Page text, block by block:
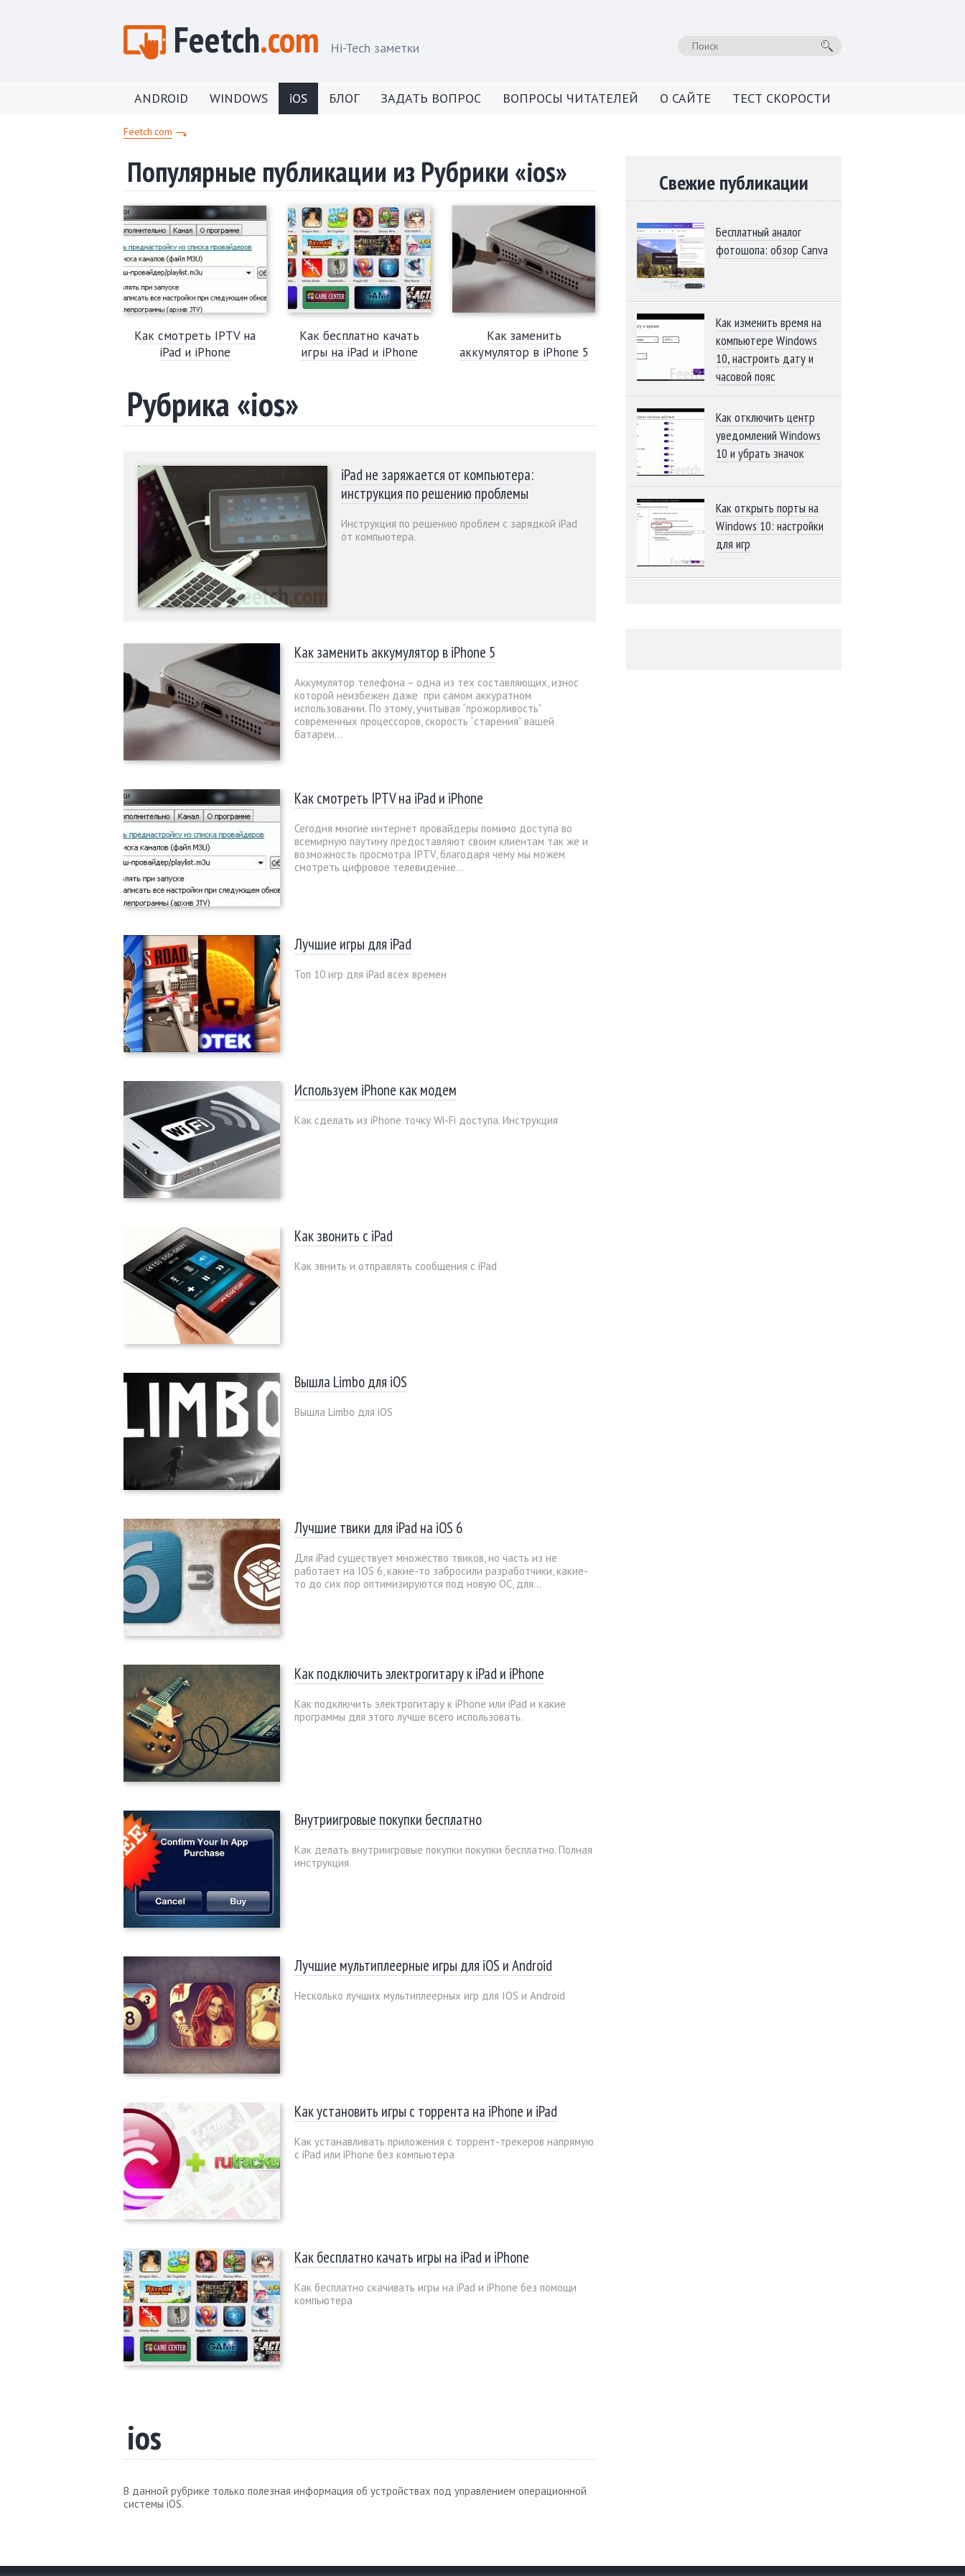
Feetch.com Hi-Tech заметки
ANDROID WINDOWS iOS БЛОГ ЗАДАТЬ ВОПРОС ВОПРОСЫ ЧИТАТЕЛЕЙ О САЙТЕ ТЕСТ СКОРОСТИ
Feetch.com
Популярные публикации из Рубрики «ios»
Как смотреть IPTV на
iPad и iPhone
Как бесплатно качать
игры на iPad и iPhone
Как заменить
аккумулятор в iPhone 5
Рубрика «ios»
iPad не заряжается от компьютера:
инструкция по решению проблемы
Инструкция по решению проблем с зарядкой iPad
от компьютера.
Как заменить аккумулятор в iPhone 5
Аккумулятор телефона – одна из тех составляющих, износ
которой неизбежен даже при самом аккуратном
использовании. По этому, учитывая “прожорливость”
современных процессоров, скорость “старения” вашей
батареи...
Как смотреть IPTV на iPad и iPhone
Сегодня многие интернет провайдеры помимо доступа во
всемирную паутину предоставляют своим клиентам так же и
возможность просмотра IPTV, благодаря чему мы можем
смотреть цифровое телевидение...
Лучшие игры для iPad
Топ 10 игр для iPad всех времен
Используем iPhone как модем
Как сделать из iPhone точку Wi-Fi доступа. Инструкция
Как звонить с iPad
Как звнить и отправлять сообщения с iPad
Вышла Limbo для iOS
Вышла Limbo для iOS
Лучшие твики для iPad на iOS 6
Для iPad существует множество твиков, но часть из не
работает на IOS 6, какие-то забросили разработчики, какие-
то до сих пор оптимизируются под новую ОС, для...
Как подключить электрогитару к iPad и iPhone
Как подключить электрогитару к iPhone или iPad и какие
программы для этого лучше всего использовать.
Внутриигровые покупки бесплатно
Как делать внутриигровые покупки покупки бесплатно. Полная
инструкция
Лучшие мультиплеерные игры для iOS и Android
Несколько лучших мультиплеерных игр для IOS и Android
Как установить игры с торрента на iPhone и iPad
Как устанавливать приложения с торрент-трекеров напрямую
с iPad или iPhone без компьютера
Как бесплатно качать игры на iPad и iPhone
Как бесплатно скачивать игры на iPad и iPhone без помощи
компьютера
ios
В данной рубрике только полезная информация об устройствах под управлением операционной
системы iOS.
Свежие публикации
Бесплатный аналог
фотошопа: обзор Canva
Как изменить время на
компьютере Windows
10, настроить дату и
часовой пояс
Как отключить центр
уведомлений Windows
10 и убрать значок
Как открыть порты на
Windows 10: настройки
для игр